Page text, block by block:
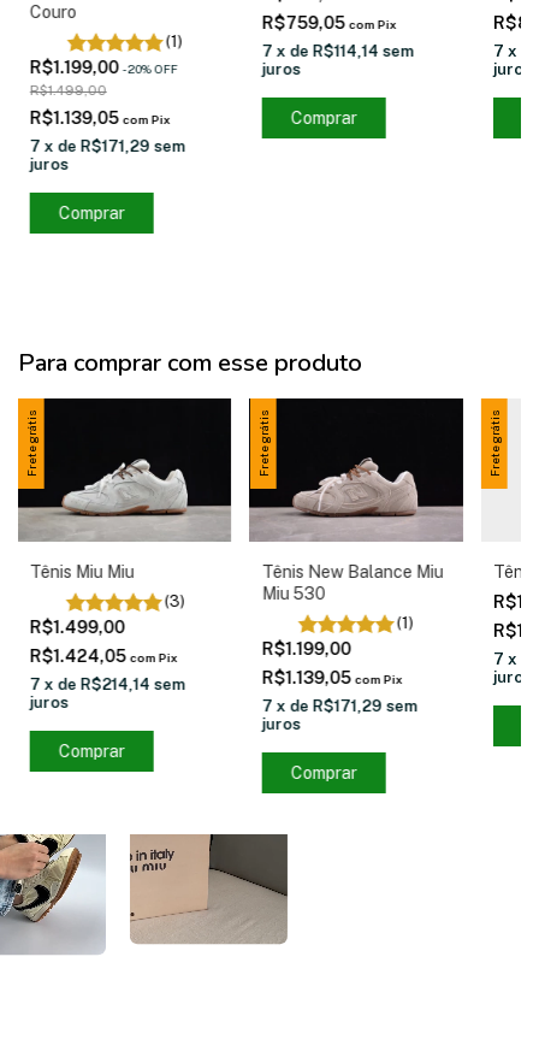
Couro
(1)
R$1.199,00 -20%OFF
R$1.499,00
R$1.139,05 com Pix
7 x de R$171,29 sem
juros
Comprar
R$759,05 com Pix
7 x de R$114,14 sem
juros
Comprar
7 x
juros
Para comprar com esse produto
Frete grátis
Tênis Miu Miu
(3)
R$1.499,00
R$1.424,05 com Pix
7 x de R$214,14 sem
juros
Comprar
Frete grátis
Tênis New Balance Miu
Miu 530
(1)
R$1.199,00
R$1.139,05 com Pix
7 x de R$171,29 sem
juros
Comprar
Frete grátis
Tênis
7 x
juros